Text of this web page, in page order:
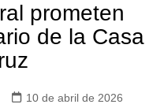
prometen
de la Casa
10 de abril de 2026